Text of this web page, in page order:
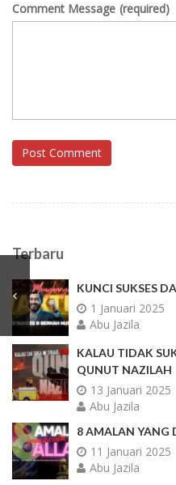
Comment Message (required)
Post Comment
Terbaru
KUNCI SUKSES
1 Januari 2025
Abu Jazila
KALAU TIDAK
QUNUT NAZILAH
13 Januari 2025
Abu Jazila
8 AMALAN YANG
11 Januari 2025
Abu Jazila